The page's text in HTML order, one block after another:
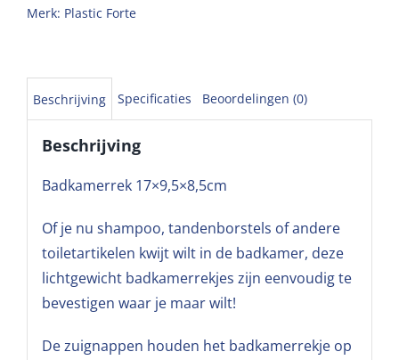
Merk: Plastic Forte
Beschrijving Specificaties Beoordelingen (0)
Beschrijving
Badkamerrek 17×9,5×8,5cm
Of je nu shampoo, tandenborstels of andere
toiletartikelen kwijt wilt in de badkamer, deze
lichtgewicht badkamerrekjes zijn eenvoudig te
bevestigen waar je maar wilt!
De zuignappen houden het badkamerrekje op